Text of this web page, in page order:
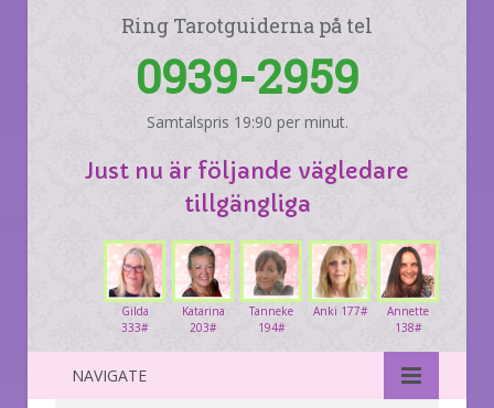
Ring Tarotguiderna på tel
0939-2959
Samtalspris 19:90 per minut.
Just nu är följande vägledare
tillgängliga
Annette
138#
Anki 177#
Tanneke
194#
Katarina
203#
Gilda
333#
NAVIGATE